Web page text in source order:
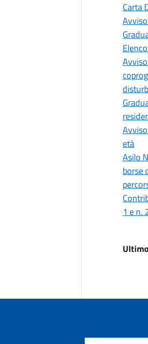
Carta
età
Asilo
borse
1 e n.